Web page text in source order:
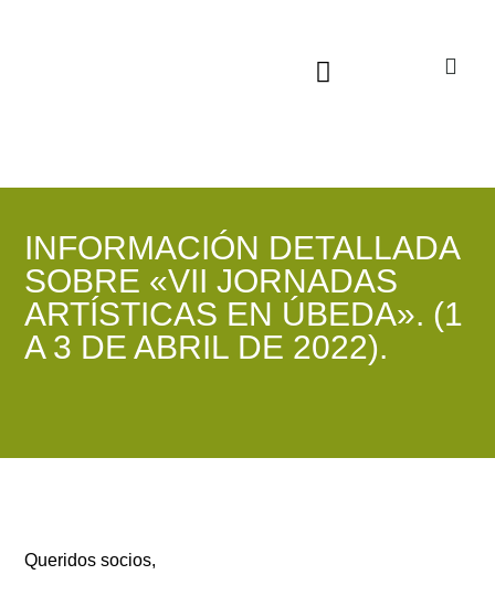
INFORMACIÓN DETALLADA
SOBRE «VII JORNADAS
ARTÍSTICAS EN ÚBEDA». (1
A 3 DE ABRIL DE 2022).
Queridos socios,